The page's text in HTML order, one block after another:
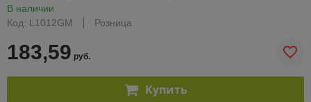
В наличии
Код: L1012GM
Розница
183,59 руб.
Купить